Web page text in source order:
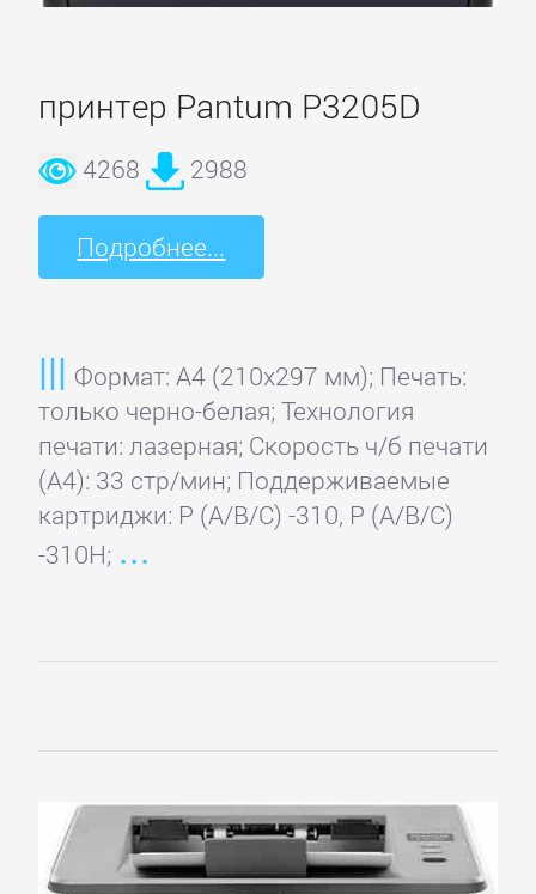
принтер Pantum P3205D
4268 2988
Подробнее...
Формат: A4 (210x297 мм); Печать:
только черно-белая; Технология
печати: лазерная; Скорость ч/б печати
(А4): 33 стр/мин; Поддерживаемые
картриджи: P (A/B/C) -310, P (A/B/C)
-310H;
Sony
Toshiba
Xerox